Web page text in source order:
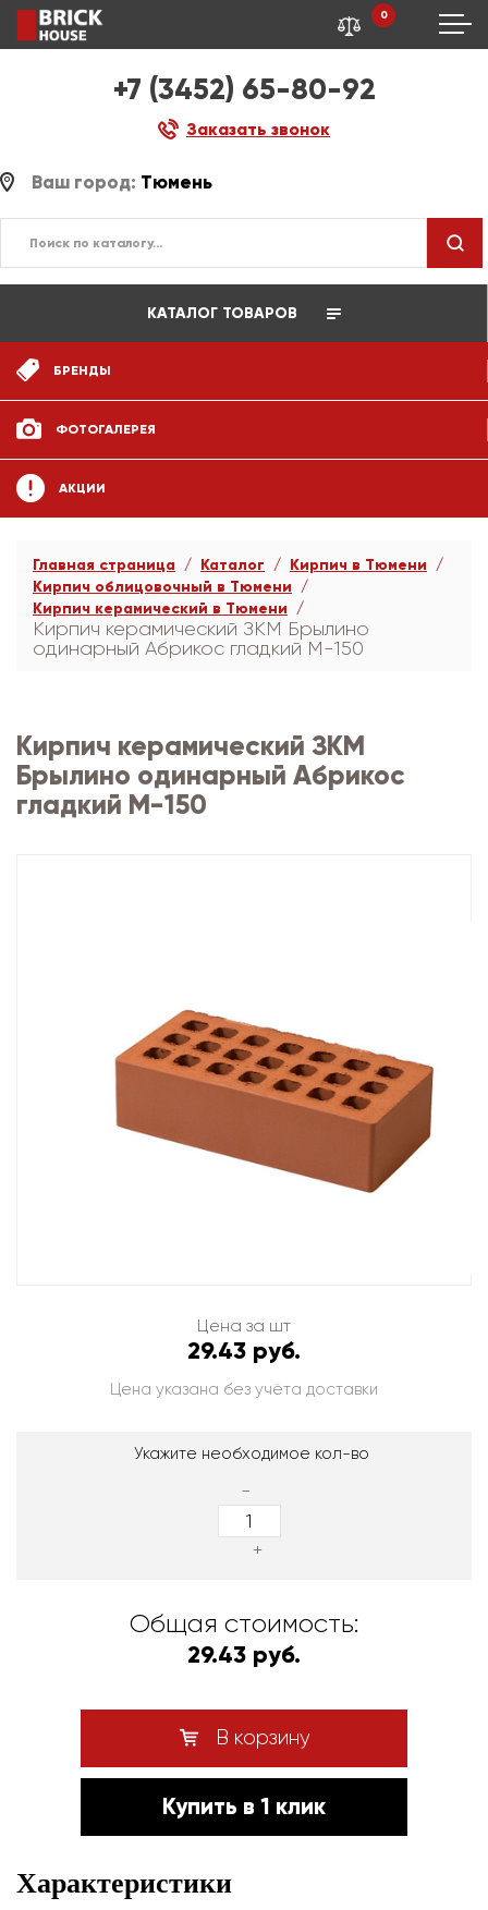
+7 (3452) 65-80-92
Заказать звонок
0
Ваш город: Тюмень
КАТАЛОГ ТОВАРОВ
БРЕНДЫ
ФОТОГАЛЕРЕЯ
АКЦИИ
Главная страница Каталог
Кирпич в Тюмени
Кирпич облицовочный в Тюмени
Кирпич керамический в Тюмени
Кирпич керамический ЗКМ Брылино
одинарный Абрикос гладкий М-150
Кирпич керамический ЗКМ
Брылино одинарный Абрикос
гладкий М-150
Цена за шт
29.43 руб.
Цена указана без учёта доставки
Укажите необходимое кол-во
-
+
Общая стоимость:
29.43 руб.
В корзину
Купить в 1 клик
Характеристики